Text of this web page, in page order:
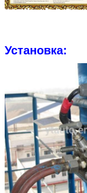
Установка: